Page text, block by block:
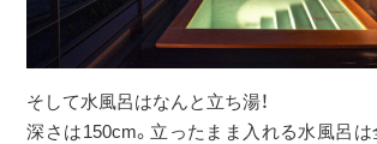
そして水風呂はなんと立ち湯！
深さは150cm。立ったまま入れる水風呂は